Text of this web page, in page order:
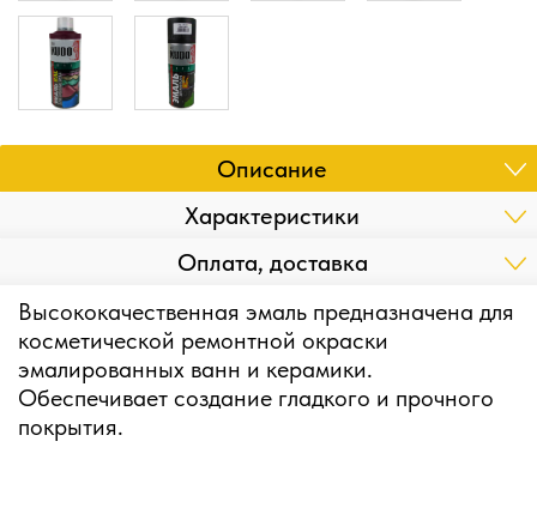
Описание
Характеристики
Оплата, доставка
Высококачественная эмаль предназначена для
косметической ремонтной окраски
эмалированных ванн и керамики.
Обеспечивает создание гладкого и прочного
покрытия.